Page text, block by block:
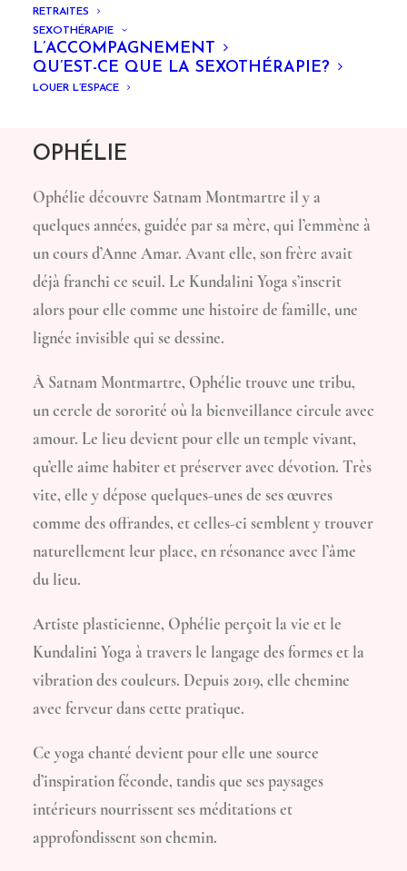
RETRAITES
SEXOTHÉRAPIE
L’ACCOMPAGNEMENT
QU’EST-CE QUE LA SEXOTHÉRAPIE?
LOUER L’ESPACE
OPHÉLIE
Ophélie découvre Satnam Montmartre il y a
quelques années, guidée par sa mère, qui l’emmène à
un cours d’Anne Amar. Avant elle, son frère avait
déjà franchi ce seuil. Le Kundalini Yoga s’inscrit
alors pour elle comme une histoire de famille, une
lignée invisible qui se dessine.
À Satnam Montmartre, Ophélie trouve une tribu,
un cercle de sororité où la bienveillance circule avec
amour. Le lieu devient pour elle un temple vivant,
qu’elle aime habiter et préserver avec dévotion. Très
vite, elle y dépose quelques-unes de ses œuvres
comme des offrandes, et celles-ci semblent y trouver
naturellement leur place, en résonance avec l’âme
du lieu.
Artiste plasticienne, Ophélie perçoit la vie et le
Kundalini Yoga à travers le langage des formes et la
vibration des couleurs. Depuis 2019, elle chemine
avec ferveur dans cette pratique.
Ce yoga chanté devient pour elle une source
d’inspiration féconde, tandis que ses paysages
intérieurs nourrissent ses méditations et
approfondissent son chemin.